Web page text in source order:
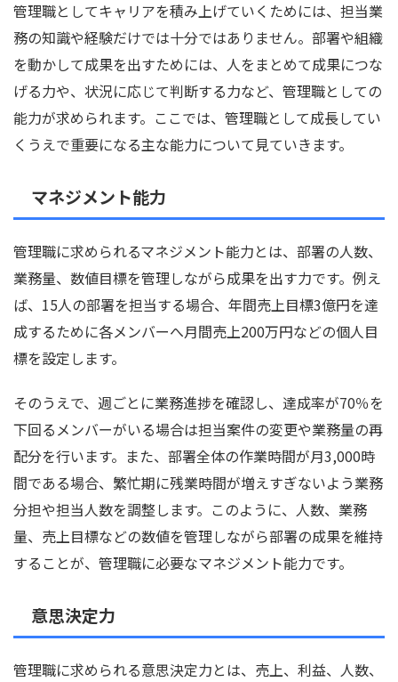
管理職としてキャリアを積み上げていくためには、担当業
務の知識や経験だけでは十分ではありません。部署や組織
を動かして成果を出すためには、人をまとめて成果につな
げる力や、状況に応じて判断する力など、管理職としての
能力が求められます。ここでは、管理職として成長してい
くうえで重要になる主な能力について見ていきます。
マネジメント能力
管理職に求められるマネジメント能力とは、部署の人数、
業務量、数値目標を管理しながら成果を出す力です。例え
ば、15人の部署を担当する場合、年間売上目標3億円を達
成するために各メンバーへ月間売上200万円などの個人目
標を設定します。
そのうえで、週ごとに業務進捗を確認し、達成率が70％を
下回るメンバーがいる場合は担当案件の変更や業務量の再
配分を行います。また、部署全体の作業時間が月3,000時
間である場合、繁忙期に残業時間が増えすぎないよう業務
分担や担当人数を調整します。このように、人数、業務
量、売上目標などの数値を管理しながら部署の成果を維持
することが、管理職に必要なマネジメント能力です。
意思決定力
管理職に求められる意思決定力とは、売上、利益、人数、